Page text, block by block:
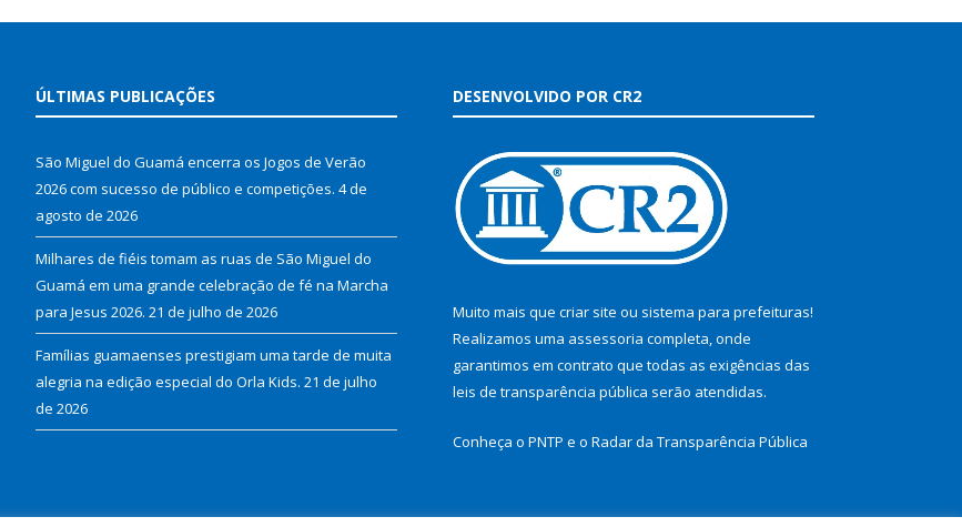
ÚLTIMAS PUBLICAÇÕES
São Miguel do Guamá encerra os Jogos de Verão
2026 com sucesso de público e competições. 4 de
agosto de 2026
Milhares de fiéis tomam as ruas de São Miguel do
Guamá em uma grande celebração de fé na Marcha
para Jesus 2026. 21 de julho de 2026
Famílias guamaenses prestigiam uma tarde de muita
alegria na edição especial do Orla Kids. 21 de julho
de 2026
DESENVOLVIDO POR CR2
Muito mais que criar site ou sistema para prefeituras!
Realizamos uma assessoria completa, onde
garantimos em contrato que todas as exigências das
leis de transparência pública serão atendidas.
Conheça o PNTP e o Radar da Transparência Pública